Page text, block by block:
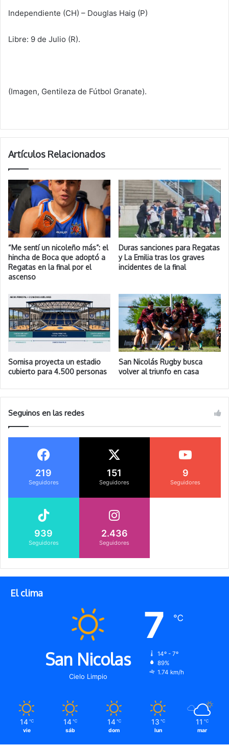
Independiente (CH) – Douglas Haig (P)
Libre: 9 de Julio (R).
(Imagen, Gentileza de Fútbol Granate).
Artículos Relacionados
“Me sentí un nicoleño más”: el
hincha de Boca que adoptó a
Regatas en la final por el
ascenso
Duras sanciones para Regatas
y La Emilia tras los graves
incidentes de la final
Somisa proyecta un estadio
cubierto para 4.500 personas
San Nicolás Rugby busca
volver al triunfo en casa
Seguinos en las redes
219
Seguidores
151
Seguidores
9
Seguidores
939
Seguidores
2.436
Seguidores
El clima
San Nicolas
Cielo Limpio
7 ℃
14º - 7º
89%
1.74 km/h
14 ℃
vie
14 ℃
sáb
14 ℃
dom
13 ℃
lun
11 ℃
mar